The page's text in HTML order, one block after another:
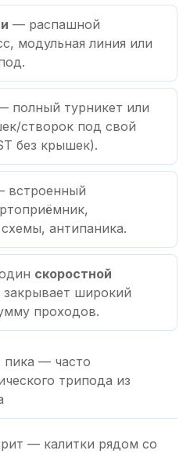
— распашной
модульная линия или
полный турникет или
створок под свой
без крышек).
встроенный
антипаника.
скоростной
закрывает широкий
проходов.
— часто
трипода из
— калитки рядом со